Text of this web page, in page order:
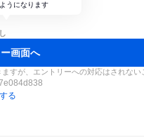
うになります
画面へ
すが、エントリーへの対応はされない
る